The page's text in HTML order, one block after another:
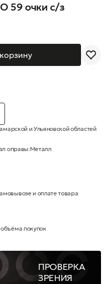
59 очки с/з
и Ульяновской областей
оправы:Металл
и оплате товара
покупок
ПРОВЕРКА
ЗРЕНИЯ